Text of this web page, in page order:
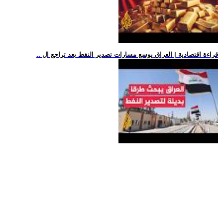
.. قراءة اقتصادية | العراق يوسع مسارات تصدير النفط بعد تراجع ال